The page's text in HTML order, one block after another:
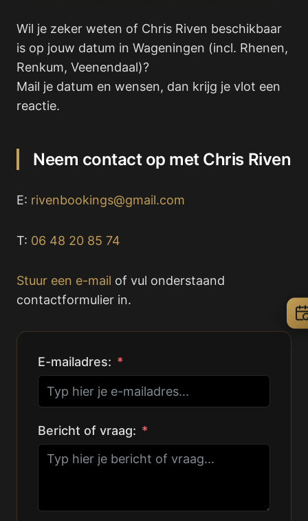
Wil je zeker weten of Chris Riven beschikbaar
is op jouw datum in Wageningen (incl. Rhenen,
Renkum, Veenendaal)?
Mail je datum en wensen, dan krijg je vlot een
reactie.
Neem contact op met Chris Riven
E: rivenbookings@gmail.com
T: 06 48 20 85 74
Stuur een e-mail of vul onderstaand
contactformulier in.
E-mailadres:
Bericht of vraag: